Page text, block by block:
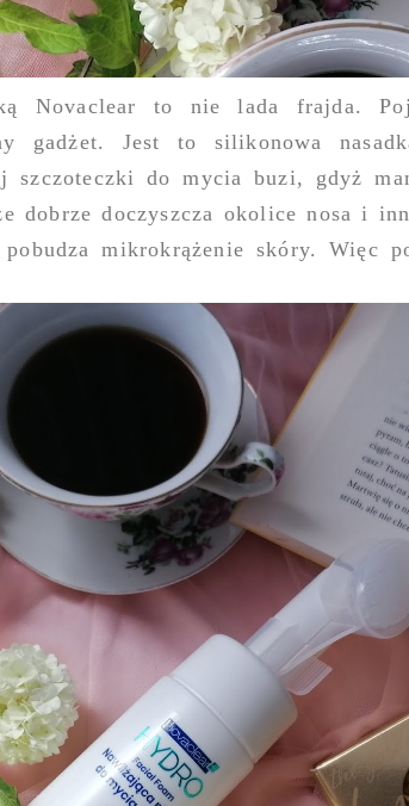
Novaclear to nie lada frajda.
gadżet. Jest to silikonowa
szczoteczki do mycia buzi, gdyż
dobrze doczyszcza okolice nosa i
mikrokrążenie skóry. Więc